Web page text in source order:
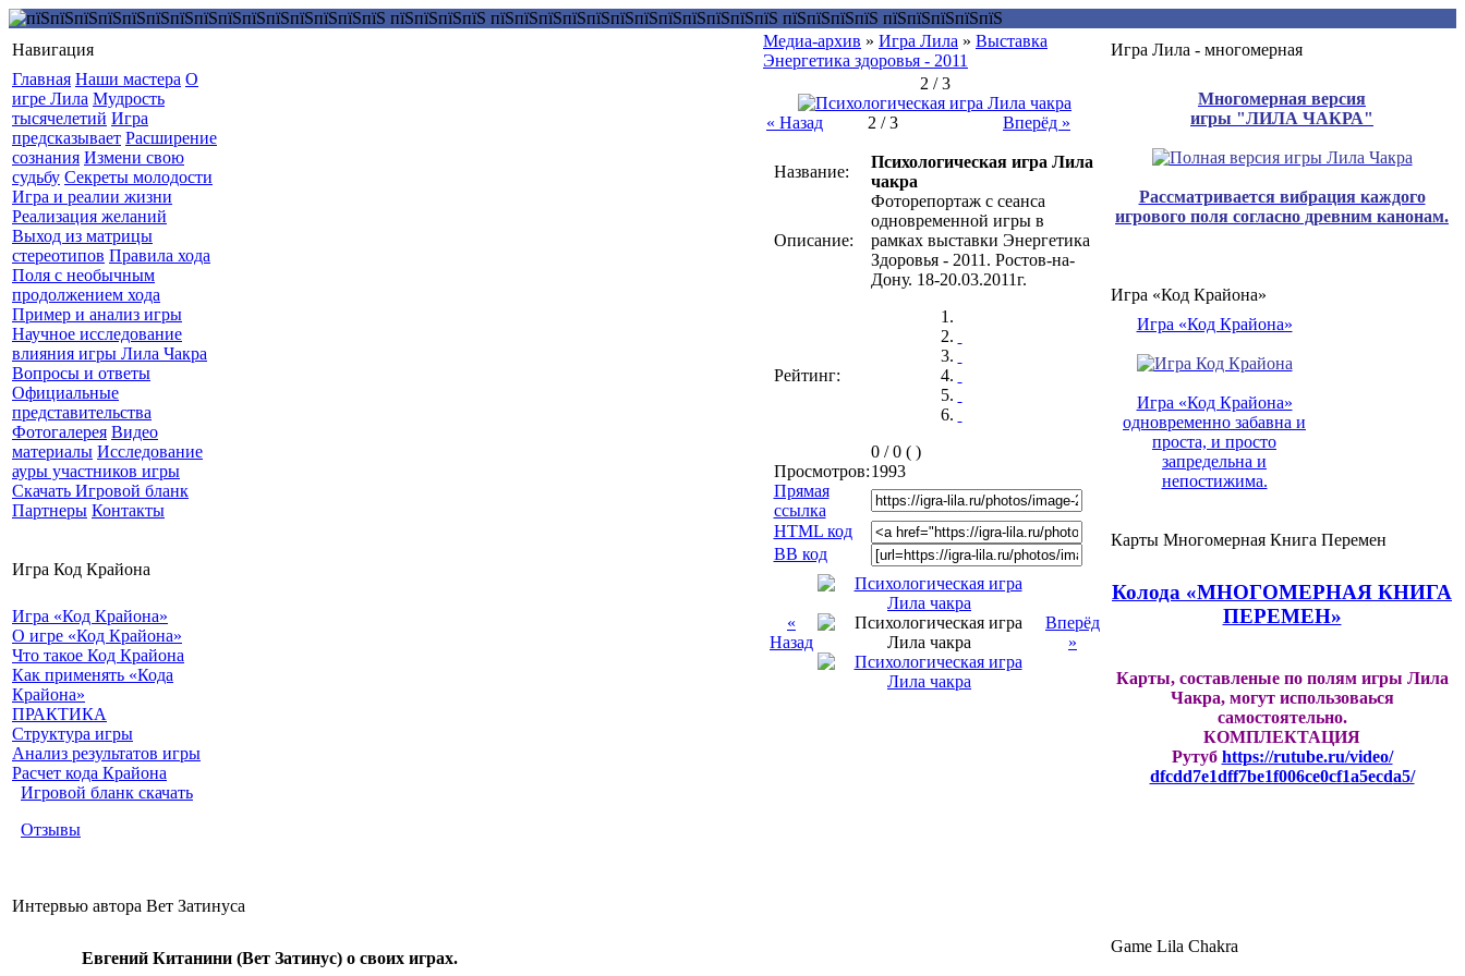
Навигация
Главная Наши мастера О
игре Лила Мудрость
тысячелетий Игра
предсказывает Расширение
сознания Измени свою
судьбу Секреты молодости
Игра и реалии жизни
Реализация желаний
Выход из матрицы
стереотипов Правила хода
Поля с необычным
продолжением хода
Пример и анализ игры
Научное исследование
влияния игры Лила Чакра
Вопросы и ответы
Официальные
представительства
Фотогалерея Видео
материалы Исследование
ауры участников игры
Скачать Игровой бланк
Партнеры Контакты
Игра Код Крайона
Игра «Код Крайона»
О игре «Код Крайона»
Что такое Код Крайона
Как применять «Кода
Крайона»
ПРАКТИКА
Структура игры
Анализ результатов игры
Расчет кода Крайона
Игровой бланк скачать
Отзывы
Интервью автора Вет Затинуса
Евгений Китанини (Вет Затинус) о своих играх.
Медиа-архив » Игра Лила » Выставка
Энергетика здоровья - 2011
2 / 3
« Назад 2 / 3 Вперёд »
Название:
Психологическая игра Лила
чакра
Описание:
Фоторепортаж с сеанса
одновременной игры в
рамках выставки Энергетика
Здоровья - 2011. Ростов-на-
Дону. 18-20.03.2011г.
Рейтинг:
0 / 0 ( )
Просмотров:1993
Прямая
ссылка
HTML код
BB код
«
Назад
Вперёд
»
Игра Лила - многомерная
Многомерная версия
игры "ЛИЛА ЧАКРА"
Рассматривается вибрация каждого
игрового поля согласно древним канонам.
Игра «Код Крайона»
Игра «Код Крайона»
Игра «Код Крайона»
одновременно забавна и
проста, и просто
запредельна и
непостижима.
Карты Многомерная Книга Перемен
Колода «МНОГОМЕРНАЯ КНИГА
ПЕРЕМЕН»
Карты, составленые по полям игры Лила
Чакра, могут использоваься
самостоятельно.
КОМПЛЕКТАЦИЯ
Рутуб https://rutube.ru/video/
dfcdd7e1dff7be1f006ce0cf1a5ecda5/
Game Lila Chakra